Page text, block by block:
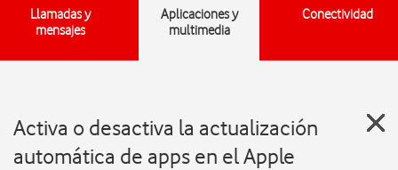
Llamadas y
mensajes
Aplicaciones y
multimedia
Conectividad
Activa o desactiva la actualización
automática de apps en el Apple